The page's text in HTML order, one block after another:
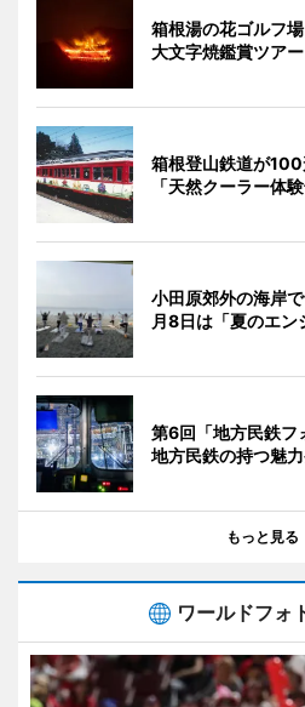
箱根湯の花ゴルフ
大文字焼鑑賞ツアー
箱根登山鉄道が
「天然クーラー体
小田原郊外の海岸
月8日は「夏のエン
第6回「地方民鉄
地方民鉄の持つ魅
もっと見る
ワールドフォ